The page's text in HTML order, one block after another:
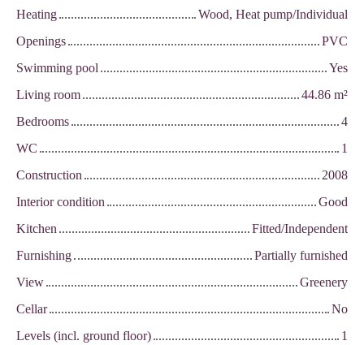
Heating
Wood, Heat pump/Individual
Openings
PVC
Swimming pool
Yes
Living room
44.86 m²
Bedrooms
4
WC
1
Construction
2008
Interior condition
Good
Kitchen
Fitted/Independent
Furnishing
Partially furnished
View
Greenery
Cellar
No
Levels (incl. ground floor)
1